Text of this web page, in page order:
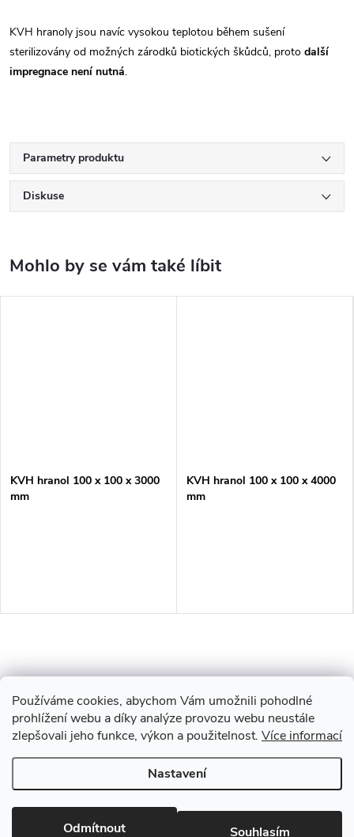
Používáme cookies, abychom Vám umožnili pohodlné
prohlížení webu a díky analýze provozu webu neustále
zlepšovali jeho funkce, výkon a použitelnost. Více informací
Nastavení
Odmítnout Souhlasím
KVH hranoly jsou navíc vysokou teplotou během sušení
sterilizovány od možných zárodků biotických škůdců, proto další
impregnace není nutná.
Parametry produktu
Diskuse
KVH hranol 100 x 100 x 3000
mm
KVH hranol 100 x 100 x 4000
mm
Z
á
Drevobis Horoměřice. Všechna práva vyhrazena.
nastavení cookies